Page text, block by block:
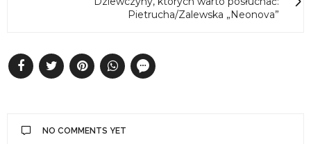
Pietrucha/Zalewska „Neonova”
NO COMMENTS YET